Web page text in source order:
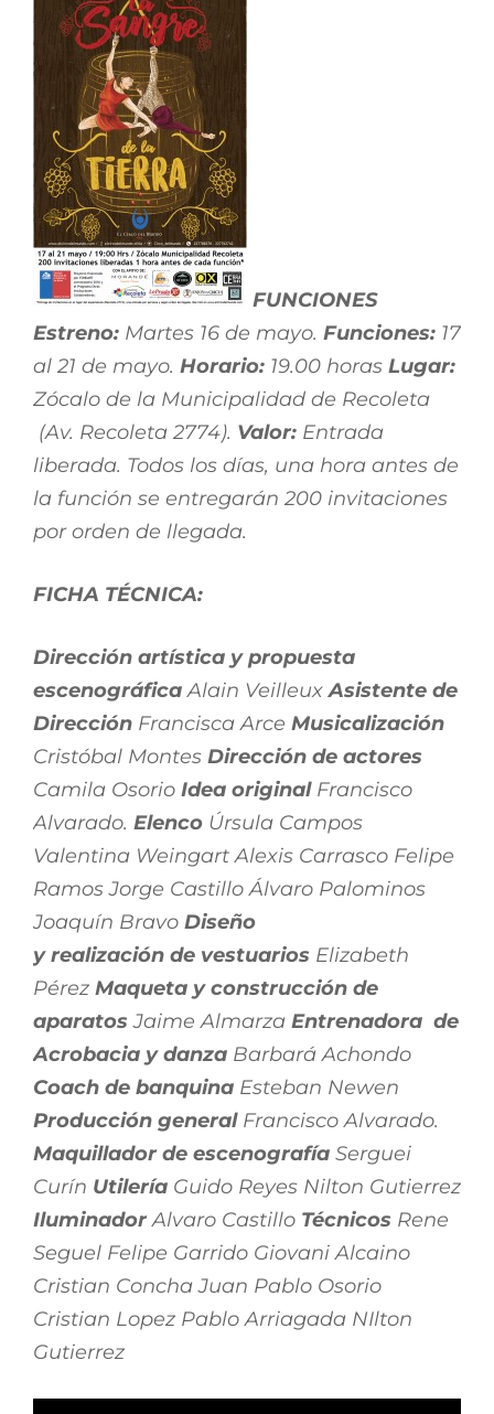
FUNCIONES
Estreno: Martes 16 de mayo. Funciones: 17
al 21 de mayo. Horario: 19.00 horas Lugar:
Zócalo de la Municipalidad de Recoleta
(Av. Recoleta 2774). Valor: Entrada
liberada. Todos los días, una hora antes de
la función se entregarán 200 invitaciones
por orden de llegada.
FICHA TÉCNICA:
Dirección artística y propuesta
escenográficaAlain VeilleuxAsistente de
Dirección Francisca Arce Musicalización
Cristóbal Montes Dirección de actores
Camila Osorio Idea original Francisco
Alvarado. Elenco Úrsula Campos
Valentina Weingart Alexis Carrasco Felipe
Ramos Jorge Castillo Álvaro Palominos
Joaquín Bravo Diseño
y realización de vestuarios Elizabeth
Pérez Maqueta y construcción de
aparatos Jaime Almarza Entrenadora de
Acrobacia y danza Barbará Achondo
Coach de banquina Esteban Newen
Producción general Francisco Alvarado.
Maquillador de escenografía Serguei
Curín Utilería Guido Reyes Nilton Gutierrez
IluminadorAlvaro Castillo Técnicos Rene
Seguel Felipe Garrido Giovani Alcaino
Cristian Concha Juan Pablo Osorio
Cristian Lopez Pablo Arriagada NIlton
Gutierrez